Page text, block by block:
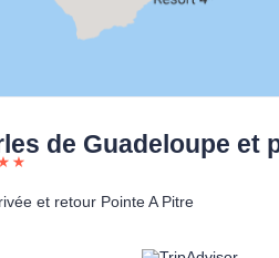
de Guadeloupe et
et retour Pointe A Pitre